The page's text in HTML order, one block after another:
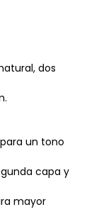
dos
un tono
capa y
mayor